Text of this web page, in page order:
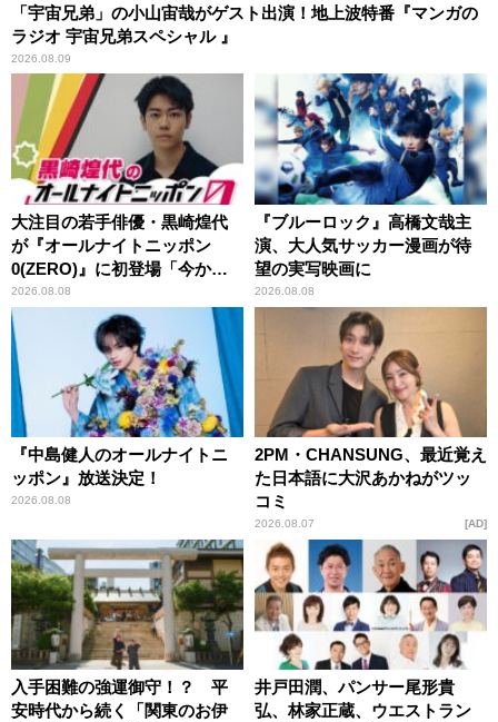
「宇宙兄弟」の小山宙哉がゲスト出演！地上波特番『マンガの
ラジオ 宇宙兄弟スペシャル 』
2026.08.09
大注目の若手俳優・黒崎煌代
が『オールナイトニッポン
0(ZERO)』に初登場「今から
とてもワクワクしておりま
す！」
2026.08.08
『ブルーロック』高橋文哉主
演、大人気サッカー漫画が待
望の実写映画に
2026.08.08
『中島健人のオールナイトニ
ッポン』放送決定！
2026.08.08
2PM・CHANSUNG、最近覚え
た日本語に大沢あかねがツッ
コミ
2026.08.07 AD
入手困難の強運御守！？ 平
安時代から続く「関東のお伊
井戸田潤、パンサー尾形貴
弘、林家正蔵、ウエストラン